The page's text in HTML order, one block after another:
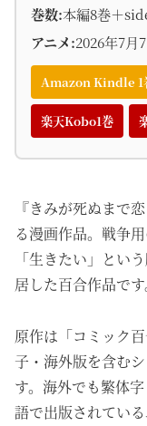
巻数:本編8巻＋
アニメ:2026年7月
Amazon Kindle 1
楽天Kobo1巻
『きみが死ぬまで
る漫画作品。戦争
「生きたい」とい
居した百合作品です
原作は「コミック
子・海外版を含む
す。海外でも繁体
語で出版されてい